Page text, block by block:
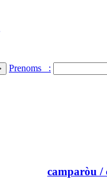
Prenoms :
camparòu /